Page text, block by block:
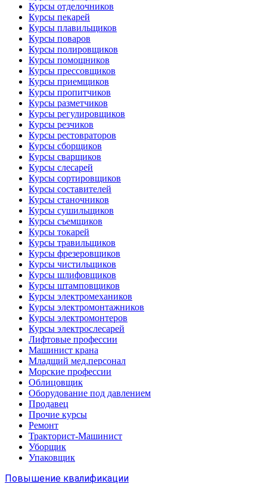
Курсы отделочников
Курсы пекарей
Курсы плавильщиков
Курсы поваров
Курсы полировщиков
Курсы помощников
Курсы прессовщиков
Курсы приемщиков
Курсы пропитчиков
Курсы разметчиков
Курсы регулировщиков
Курсы резчиков
Курсы рестовраторов
Курсы сборщиков
Курсы сварщиков
Курсы слесарей
Курсы сортировщиков
Курсы составителей
Курсы станочников
Курсы сушильщиков
Курсы съемщиков
Курсы токарей
Курсы травильщиков
Курсы фрезеровщиков
Курсы чистильщиков
Курсы шлифовщиков
Курсы штамповщиков
Курсы электромехаников
Курсы электромонтажников
Курсы электромонтеров
Курсы электрослесарей
Лифтовые профессии
Машинист крана
Младщий мед.персонал
Морские профессии
Облицовщик
Оборудование под давлением
Продавец
Прочие курсы
Ремонт
Тракторист-Машинист
Уборщик
Упаковщик
Повышение квалификации